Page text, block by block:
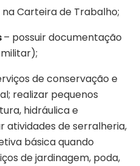
na Carteira de Trabalho;
– possuir documentação
de conservação e
realizar pequenos
hidráulica e
atividades de serralheria,
básica quando
de jardinagem, poda,